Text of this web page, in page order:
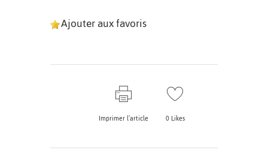
Ajouter aux favoris
Imprimer l’article 0Likes